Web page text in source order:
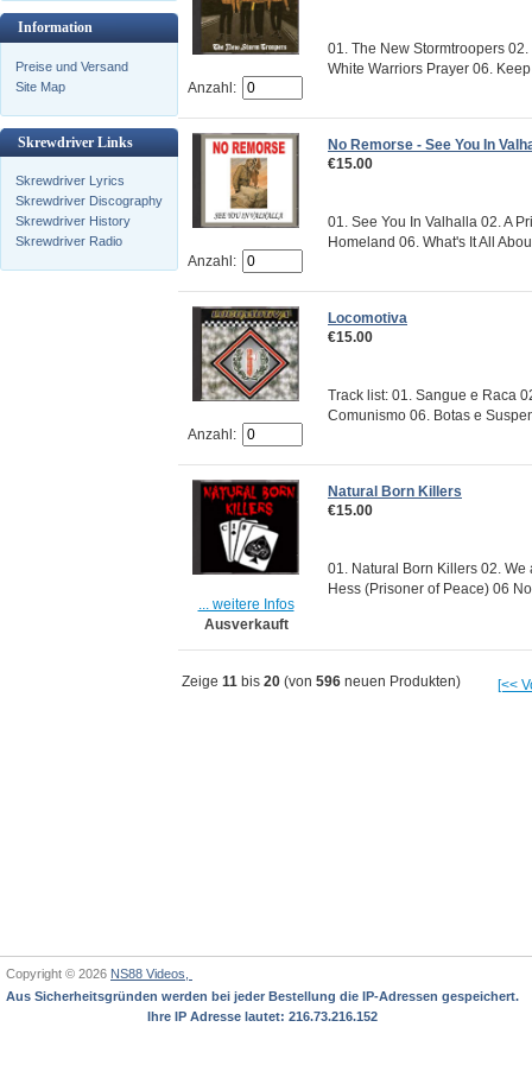
Information
Preise und Versand
Site Map
Skrewdriver Links
Skrewdriver Lyrics
Skrewdriver Discography
Skrewdriver History
Skrewdriver Radio
Anzahl:
01. The New Stormtroopers
White Warriors Prayer 06.
Anzahl:
No Remorse - See You In
€15.00
01. See You In Valhalla 02. A
Homeland 06. What's It All
Anzahl:
Locomotiva
€15.00
Track list: 01. Sangue e Raca
Comunismo 06. Botas e
... weitere Infos
Ausverkauft
Natural Born Killers
€15.00
01. Natural Born Killers 02.
Hess (Prisoner of Peace) 06
Zeige 11 bis 20 (von 596 neuen Produkten) [<<
Copyright © 2026 NS88 Videos,
Aus Sicherheitsgründen werden bei jeder Bestellung die IP-Adressen gespeichert.
Ihre IP Adresse lautet: 216.73.216.152